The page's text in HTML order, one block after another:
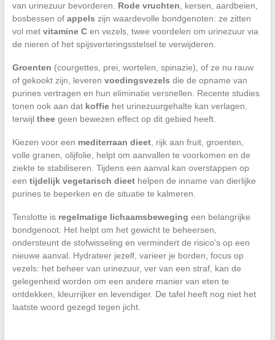
van urinezuur bevorderen. Rode vruchten , kersen, aardbeien,
bosbessen of appels zijn waardevolle bondgenoten: ze zitten
vol met vitamine Cen vezels, twee voordelen om urinezuur via
de nieren of het spijsverteringsstelsel te verwijderen.
Groenten (courgettes, prei, wortelen, spinazie), of ze nu rauw
of gekookt zijn, leveren voedingsvezels die de opname van
purines vertragen en hun eliminatie versnellen. Recente studies
tonen ook aan dat koffiehet urinezuurgehalte kan verlagen,
terwijl theegeen bewezen effect op dit gebied heeft.
Kiezen voor een mediterraan dieet, rijk aan fruit, groenten,
volle granen, olijfolie, helpt om aanvallen te voorkomen en de
ziekte te stabiliseren. Tijdens een aanval kan overstappen op
een tijdelijk vegetarisch dieethelpen de inname van dierlijke
purines te beperken en de situatie te kalmeren.
Tenslotte is regelmatige lichaamsbeweging een belangrijke
bondgenoot. Het helpt om het gewicht te beheersen,
ondersteunt de stofwisseling en vermindert de risico’s op een
nieuwe aanval. Hydrateer jezelf, varieer je borden, focus op
vezels: het beheer van urinezuur, ver van een straf, kan de
gelegenheid worden om een andere manier van eten te
ontdekken, kleurrijker en levendiger. De tafel heeft nog niet het
laatste woord gezegd tegen jicht.